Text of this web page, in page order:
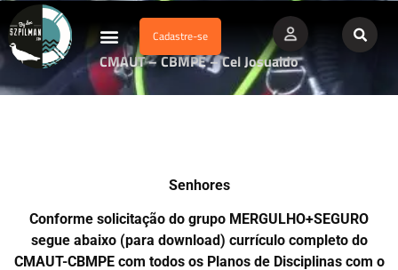
Cadastre-se
CMAUT – CBMPE – Cel Josualdo
Senhores
Conforme solicitação do grupo MERGULHO+SEGURO
segue abaixo (para download) currículo completo do
CMAUT-CBMPE com todos os Planos de Disciplinas com o